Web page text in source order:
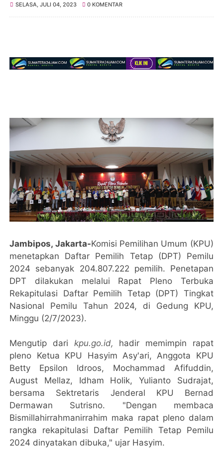
SELASA, JULI 04, 2023 0 KOMENTAR
Jambipos, Jakarta-Komisi Pemilihan Umum (KPU)
menetapkan Daftar Pemilih Tetap (DPT) Pemilu
2024 sebanyak 204.807.222 pemilih. Penetapan
DPT dilakukan melalui Rapat Pleno Terbuka
Rekapitulasi Daftar Pemilih Tetap (DPT) Tingkat
Nasional Pemilu Tahun 2024, di Gedung KPU,
Minggu (2/7/2023).
Mengutip dari kpu.go.id, hadir memimpin rapat
pleno Ketua KPU Hasyim Asy'ari, Anggota KPU
Betty Epsilon Idroos, Mochammad Afifuddin,
August Mellaz, Idham Holik, Yulianto Sudrajat,
bersama Sektretaris Jenderal KPU Bernad
Dermawan Sutrisno. "Dengan membaca
Bismillahirrahmanirrahim maka rapat pleno dalam
rangka rekapitulasi Daftar Pemilih Tetap Pemilu
2024 dinyatakan dibuka," ujar Hasyim.